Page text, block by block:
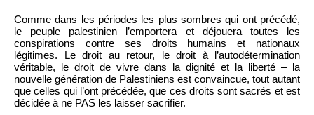
Comme dans les périodes les plus sombres qui ont précédé,
le peuple palestinien l’emportera et déjouera toutes les
conspirations contre ses droits humains et nationaux
légitimes. Le droit au retour, le droit à l’autodétermination
véritable, le droit de vivre dans la dignité et la liberté – la
nouvelle génération de Palestiniens est convaincue, tout autant
que celles qui l’ont précédée, que ces droits sont sacrés et est
décidée à ne PAS les laisser sacrifier.